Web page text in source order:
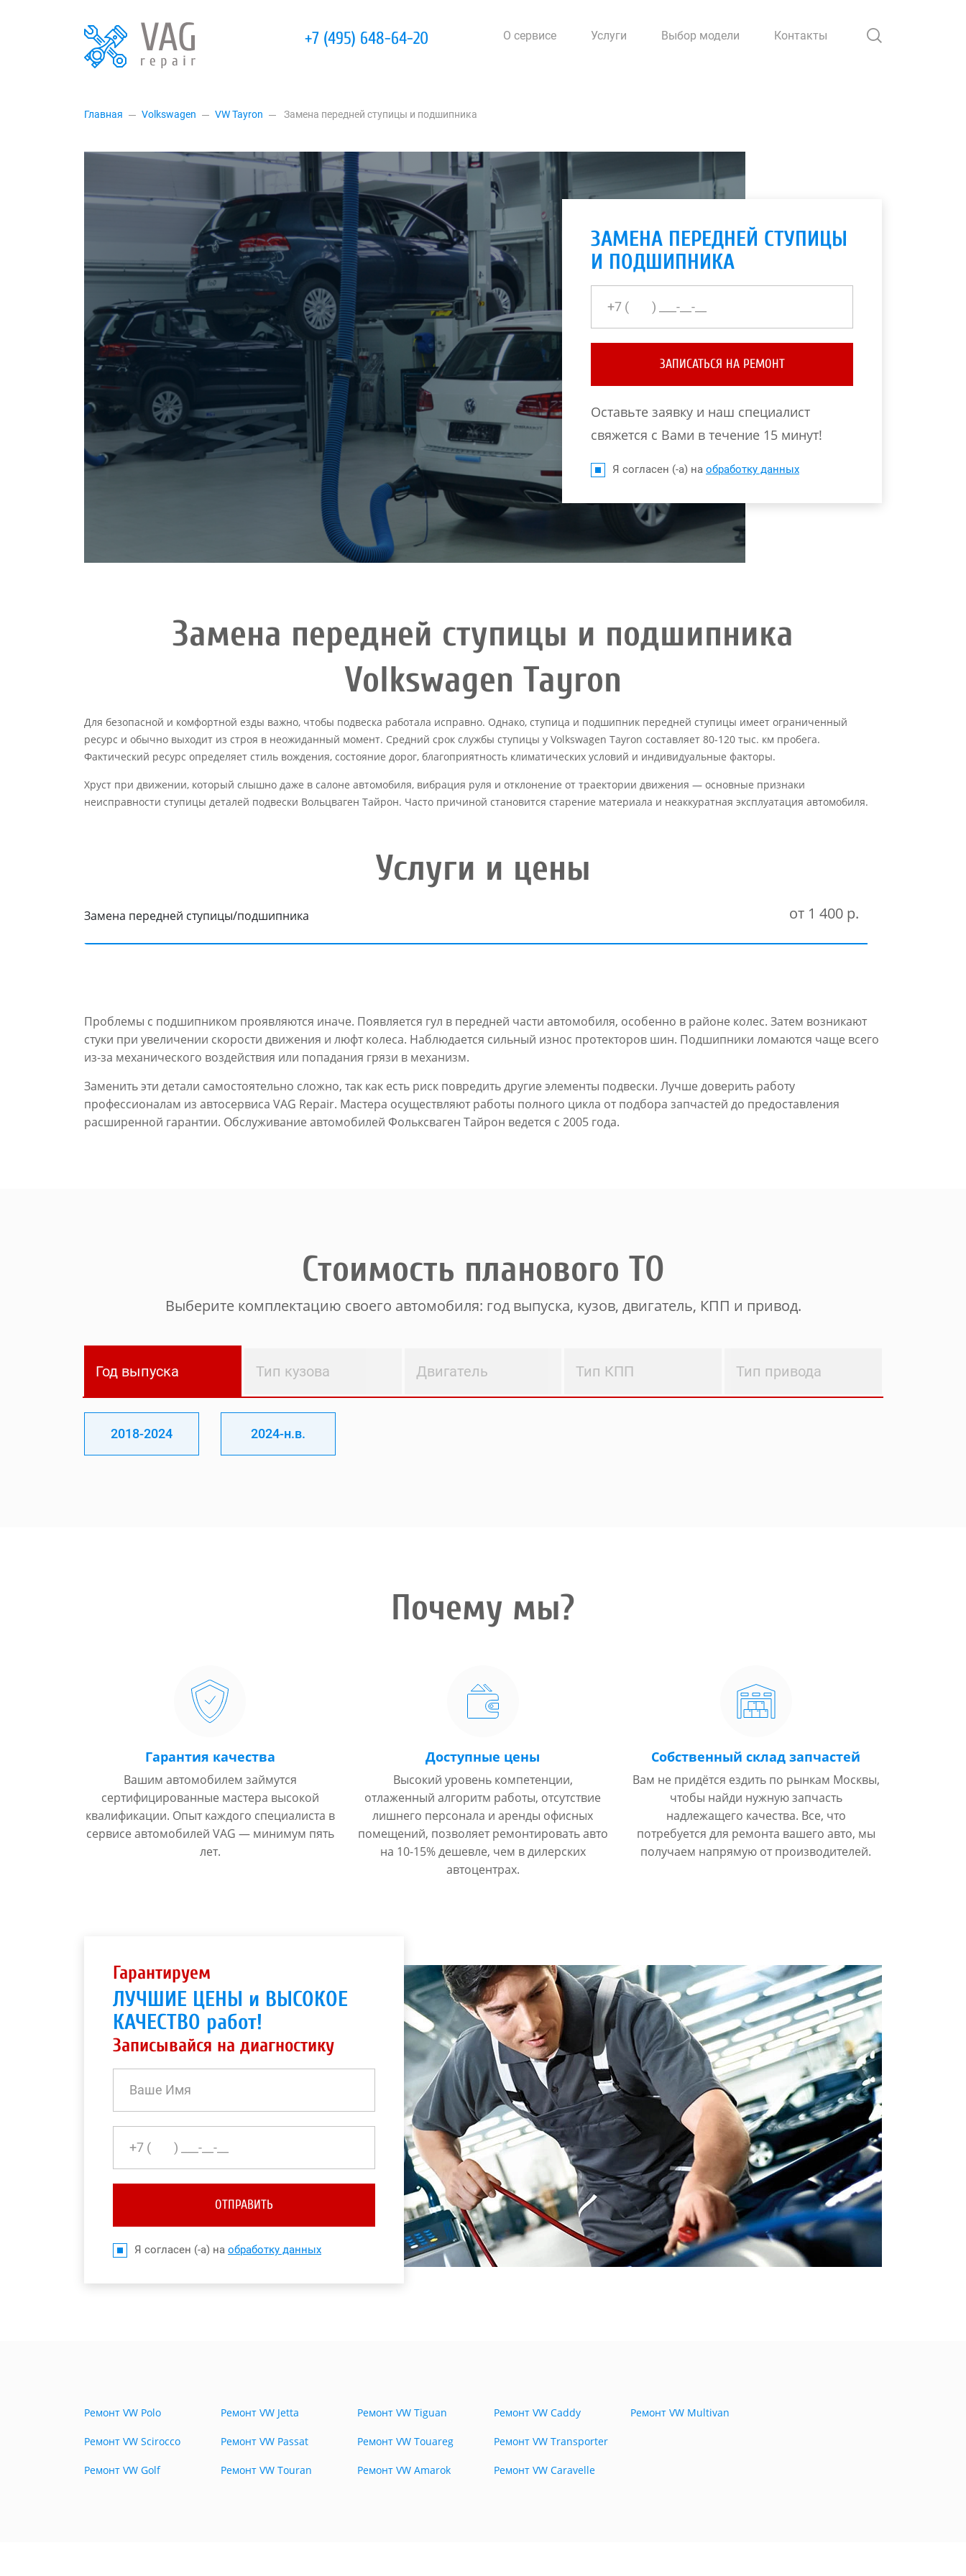
+7 (495) 648-64-20 О сервисе Услуги Выбор модели Контакты
Главная Volkswagen VW Tayron Замена передней ступицы и подшипника
ЗАМЕНА ПЕРЕДНЕЙ СТУПИЦЫ
И ПОДШИПНИКА
ЗАПИСАТЬСЯ НА РЕМОНТ
Оставьте заявку и наш специалист
свяжется с Вами в течение 15 минут!
Я согласен (-а) на обработку данных
Замена передней ступицы и подшипника
Volkswagen Tayron
Для безопасной и комфортной езды важно, чтобы подвеска работала исправно. Однако, ступица и подшипник передней ступицы имеет ограниченный
ресурс и обычно выходит из строя в неожиданный момент. Средний срок службы ступицы у Volkswagen Tayron составляет 80-120 тыс. км пробега.
Фактический ресурс определяет стиль вождения, состояние дорог, благоприятность климатических условий и индивидуальные факторы.
Хруст при движении, который слышно даже в салоне автомобиля, вибрация руля и отклонение от траектории движения — основные признаки
неисправности ступицы деталей подвески Вольцваген Тайрон. Часто причиной становится старение материала и неаккуратная эксплуатация автомобиля.
Услуги и цены
Замена передней ступицы/подшипника от 1 400 р.
Проблемы с подшипником проявляются иначе. Появляется гул в передней части автомобиля, особенно в районе колес. Затем возникают
стуки при увеличении скорости движения и люфт колеса. Наблюдается сильный износ протекторов шин. Подшипники ломаются чаще всего
из-за механического воздействия или попадания грязи в механизм.
Заменить эти детали самостоятельно сложно, так как есть риск повредить другие элементы подвески. Лучше доверить работу
профессионалам из автосервиса VAG Repair. Мастера осуществляют работы полного цикла от подбора запчастей до предоставления
расширенной гарантии. Обслуживание автомобилей Фольксваген Тайрон ведется с 2005 года.
Стоимость планового ТО
Выберите комплектацию своего автомобиля: год выпуска, кузов, двигатель, КПП и привод.
Год выпуска Тип кузова Двигатель Тип КПП Тип привода
2018-2024 2024-н.в.
Почему мы?
Гарантия качества
Вашим автомобилем займутся
сертифицированные мастера высокой
квалификации. Опыт каждого специалиста в
сервисе автомобилей VAG — минимум пять
лет.
Доступные цены
Высокий уровень компетенции,
отлаженный алгоритм работы, отсутствие
лишнего персонала и аренды офисных
помещений, позволяет ремонтировать авто
на 10-15% дешевле, чем в дилерских
автоцентрах.
Собственный склад запчастей
Вам не придётся ездить по рынкам Москвы,
чтобы найди нужную запчасть
надлежащего качества. Все, что
потребуется для ремонта вашего авто, мы
получаем напрямую от производителей.
Гарантируем
ЛУЧШИЕ ЦЕНЫ и ВЫСОКОЕ
КАЧЕСТВО работ!
Записывайся на диагностику
ОТПРАВИТЬ
Я согласен (-а) на обработку данных
Ремонт VW Polo
Ремонт VW Scirocco
Ремонт VW Golf
Ремонт VW Jetta
Ремонт VW Passat
Ремонт VW Touran
Ремонт VW Tiguan
Ремонт VW Touareg
Ремонт VW Amarok
Ремонт VW Caddy
Ремонт VW Transporter
Ремонт VW Caravelle
Ремонт VW Multivan